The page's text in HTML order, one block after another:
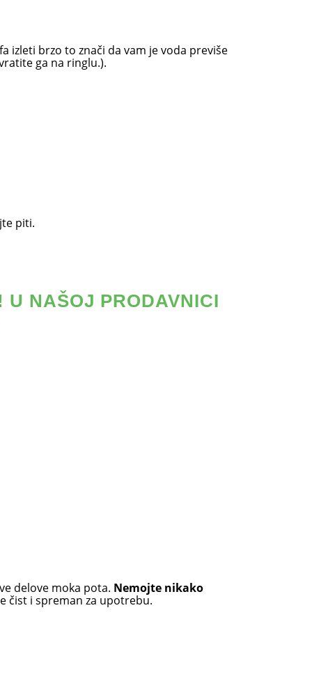
izleti brzo to znači da vam je voda previše
ga na ringlu.).
piti.
NAŠOJ PRODAVNICI
delove moka pota. Nemojte nikako
čist i spreman za upotrebu.